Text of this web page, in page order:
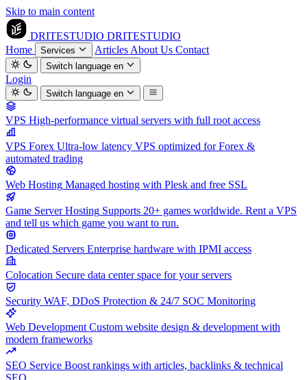
Skip to main content
DRITESTUDIO DRITESTUDIO
Home
Services Articles About Us Contact
Switch languageen
Login
Switch languageen
VPS High-performance virtual servers with full root access
VPS Forex Ultra-low latency VPS optimized for Forex &
automated trading
Web Hosting Managed hosting with Plesk and free SSL
Game Server Hosting Supports 20+ games worldwide. Rent a VPS
and tell us which game you want to run.
Dedicated Servers Enterprise hardware with IPMI access
Colocation Secure data center space for your servers
Security WAF, DDoS Protection & 24/7 SOC Monitoring
Web Development Custom website design & development with
modern frameworks
SEO Service Boost rankings with articles, backlinks & technical
SEO